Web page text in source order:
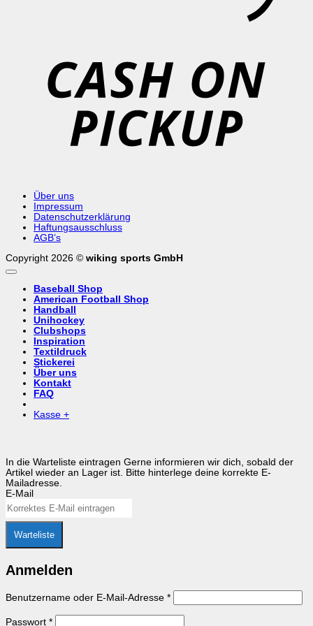
Über uns
Impressum
Datenschutzerklärung
Haftungsausschluss
AGB’s
Copyright 2026 © wiking sports GmbH
Baseball Shop
American Football Shop
Handball
Unihockey
Clubshops
Inspiration
Textildruck
Stickerei
Über uns
Kontakt
FAQ
Kasse +
In die Warteliste eintragen Gerne informieren wir dich, sobald der
Artikel wieder an Lager ist. Bitte hinterlege deine korrekte E-
Mailadresse.
E-Mail
Warteliste
Anmelden
Benutzername oder E-Mail-Adresse *Erforderlich
Passwort *Erforderlich